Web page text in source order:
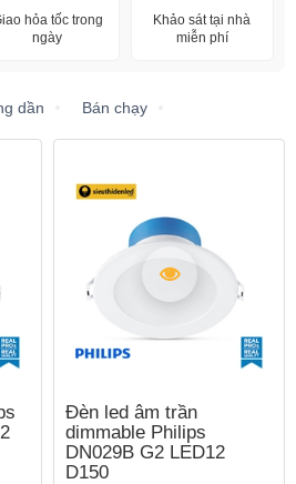
hỏa tốc trong
ngày
Khảo sát tại nhà
miễn phí
dần Bán chạy
Đèn led âm trần
dimmable Philips
DN029B G2 LED12
D150